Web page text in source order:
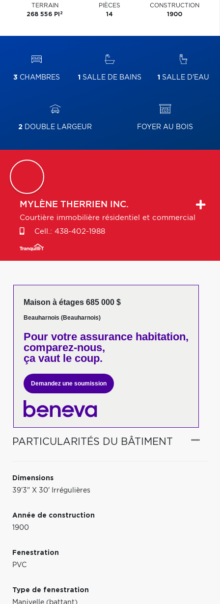
TERRAIN
268 556 PI 2
PIÈCES
14
CONSTRUCTION
1900
3 CHAMBRES 1 SALLE DE BAINS 1 SALLE D'EAU
2 DOUBLE LARGEUR FOYER AU BOIS
MYLÈNE THERRIEN INC.
Courtière immobilière résidentiel et commercial
Cell.: 438-402-1988
Maison à étages 685 000 $
Beauharnois (Beauharnois)
Pour votreassurance habitation,
comparez-nous,
ça vaut le coup.
Demandez une soumission
PARTICULARITÉS DU BÂTIMENT
Dimensions
39'3" X 30' Irrégulières
Année de construction
1900
Fenestration
PVC
Type de fenestration
Manivelle (battant)